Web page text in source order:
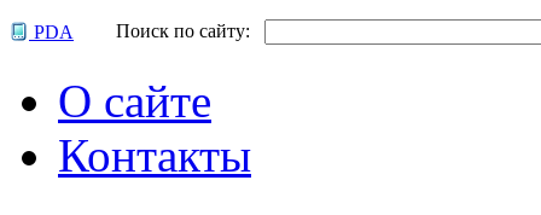
PDA Поиск по сайту:
О сайте
Контакты